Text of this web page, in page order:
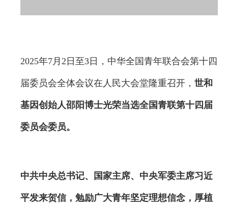
2025年7月2日至3日，中华全国青年联合会第十四
届委员会全体会议在人民大会堂隆重召开， 世和
基因创始人邵阳博士光荣当选全国青联第十四届
委员会委员。
中共中央总书记、国家主席、中央军委主席习近
平发来贺信，勉励广大青年坚定理想信念，厚植